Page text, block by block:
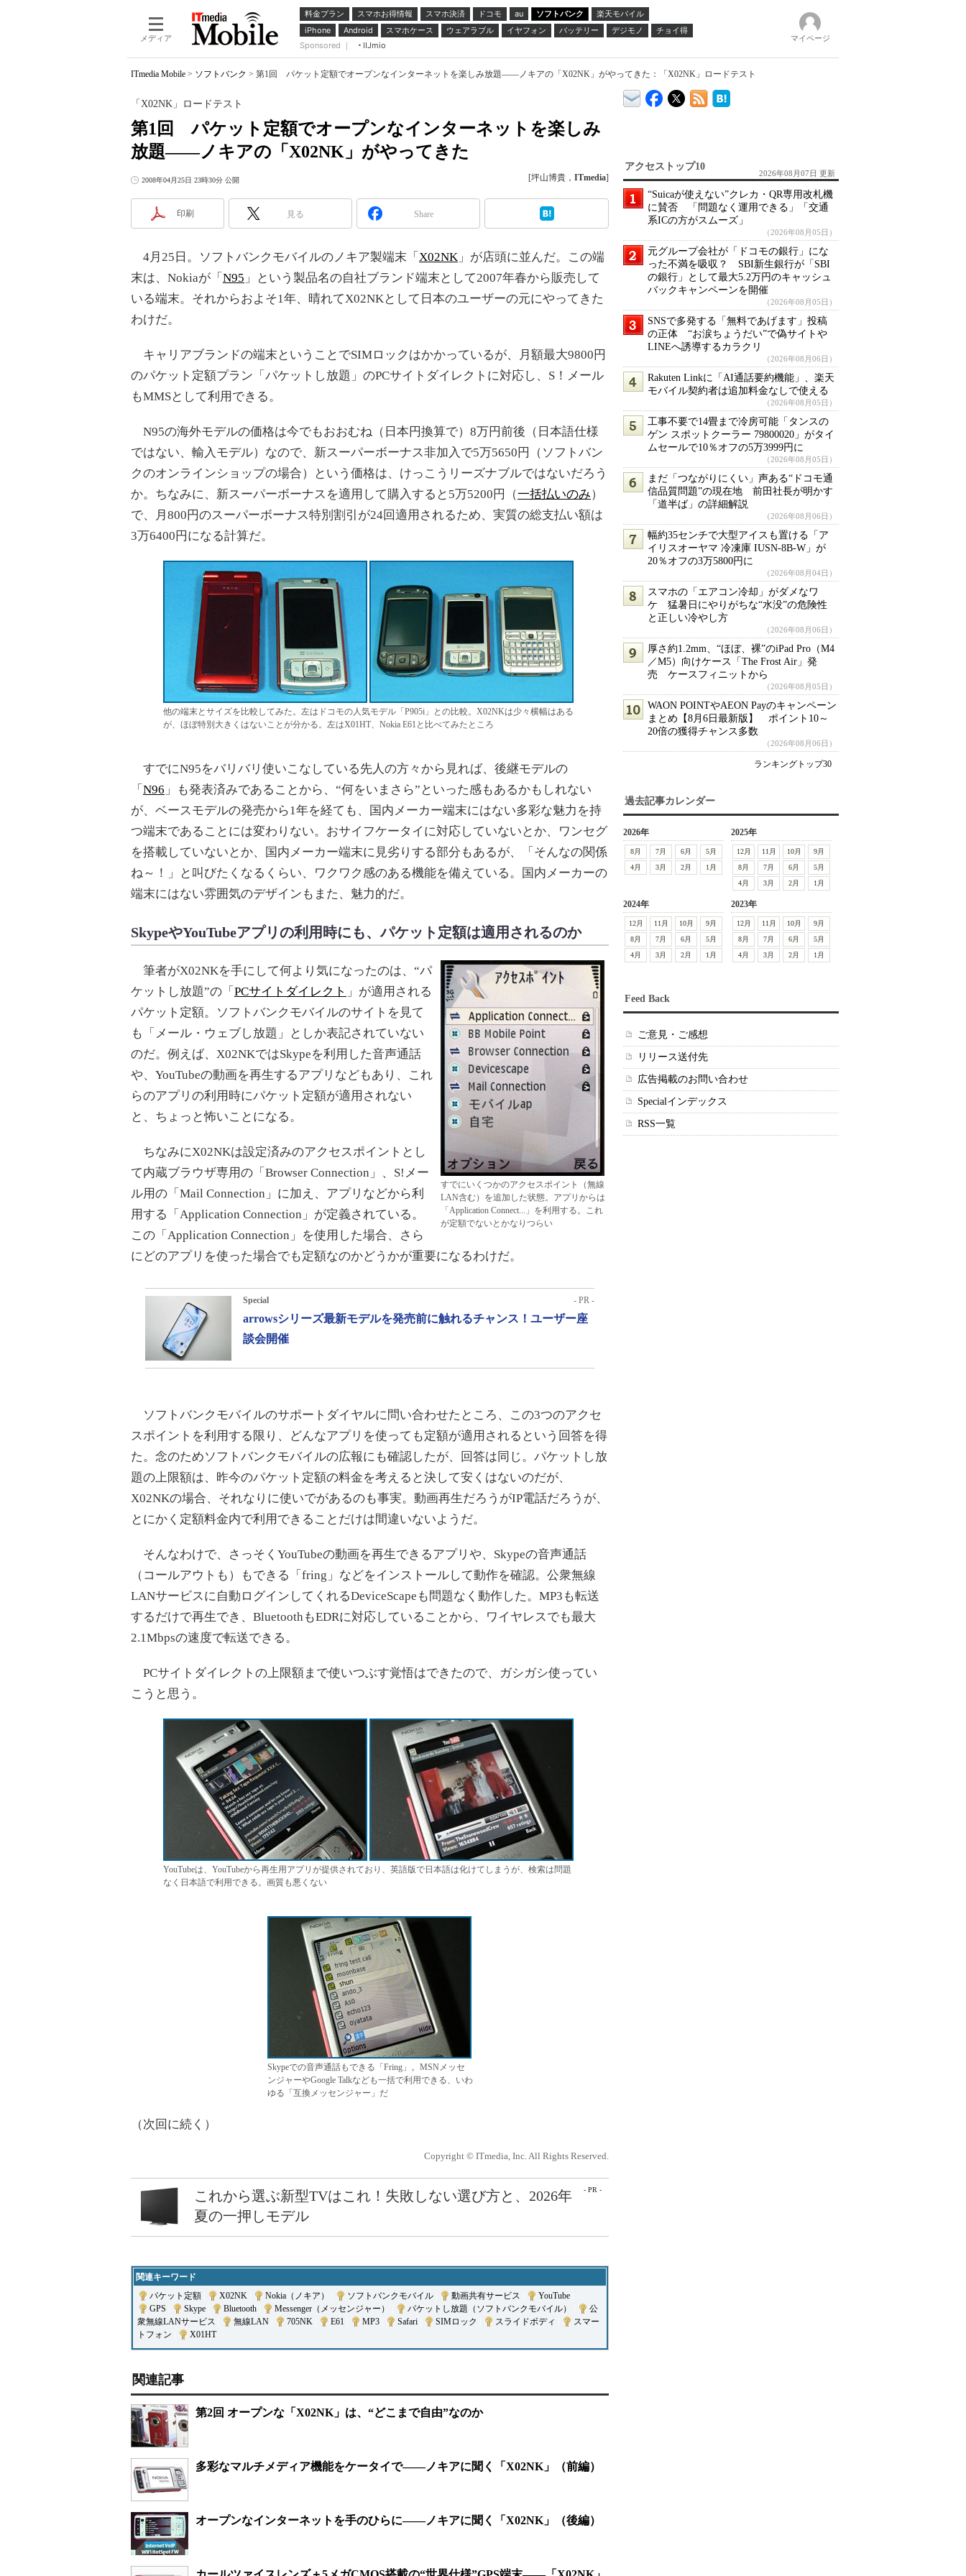
メディア
料金プラン スマホお得情報 スマホ決済 ドコモ au ソフトバンク
楽天モバイル
iPhone
Android スマホケース ウェアラブル イヤフォン バッテリー デジモノ
チョイ得
Sponsored ｜
IIJmio
マイページ
ITmedia Mobile > ソフトバンク > 第1回 パケット定額でオープンなインターネットを楽しみ放題――ノキアの「X02NK」がやってきた：「X02NK」ロードテスト
第1回 パケット定額でオープンなインターネットを楽しみ
放題――ノキアの「X02NK」がやってきた
「X02NK」ロードテスト
2008年04月25日 23時30分 公開 [坪山博貴， ITmedia]
印刷 見る Share
4月25日。ソフトバンクモバイルのノキア製端末「 X02NK 」が店頭に並んだ。この端
末は、Nokiaが「 N95 」という製品名の自社ブランド端末として2007年春から販売して
いる端末。それからおよそ1年、晴れてX02NKとして日本のユーザーの元にやってきた
わけだ。
キャリアブランドの端末ということでSIMロックはかかっているが、月額最大9800円
のパケット定額プラン「パケットし放題」のPCサイトダイレクトに対応し、S！メール
もMMSとして利用できる。
N95の海外モデルの価格は今でもおおむね（日本円換算で）8万円前後（日本語仕様
ではない、輸入モデル）なので、新スーパーボーナス非加入で5万5650円（ソフトバン
クのオンラインショップの場合）という価格は、けっこうリーズナブルではないだろう
か。ちなみに、新スーパーボーナスを適用して購入すると5万5200円（一括払いのみ）
で、月800円のスーパーボーナス特別割引が24回適用されるため、実質の総支払い額は
3万6400円になる計算だ。
他の端末とサイズを比較してみた。左はドコモの人気モデル「P905i」との比較。X02NKは少々横幅はある
が、ほぼ特別大きくはないことが分かる。左はX01HT、Nokia E61と比べてみたところ
すでにN95をバリバリ使いこなしている先人の方々から見れば、後継モデルの
「 N96 」も発表済みであることから、“何をいまさら”といった感もあるかもしれない
が、ベースモデルの発売から1年を経ても、国内メーカー端末にはない多彩な魅力を持
つ端末であることには変わりない。おサイフケータイに対応していないとか、ワンセグ
を搭載していないとか、国内メーカー端末に見劣りする部分もあるが、「そんなの関係
ね～！」と叫びたくなるくらい、ワクワク感のある機能を備えている。国内メーカーの
端末にはない雰囲気のデザインもまた、魅力的だ。
SkypeやYouTubeアプリの利用時にも、パケット定額は適用されるのか
すでにいくつかのアクセスポイント（無線
LAN含む）を追加した状態。アプリからは
「Application Connect...」を利用する。これ
が定額でないとかなりつらい
筆者がX02NKを手にして何より気になったのは、“パ
ケットし放題”の「 PCサイトダイレクト 」が適用される
パケット定額。ソフトバンクモバイルのサイトを見て
も「メール・ウェブし放題」としか表記されていない
のだ。例えば、X02NKではSkypeを利用した音声通話
や、YouTubeの動画を再生するアプリなどもあり、これ
らのアプリの利用時にパケット定額が適用されない
と、ちょっと怖いことになる。
ちなみにX02NKは設定済みのアクセスポイントとし
て内蔵ブラウザ専用の「Browser Connection」、S!メー
ル用の「Mail Connection」に加え、アプリなどから利
用する「Application Connection」が定義されている。
この「Application Connection」を使用した場合、さら
にどのアプリを使った場合でも定額なのかどうかが重要になるわけだ。
Special - PR -
arrowsシリーズ最新モデルを発売前に触れるチャンス！ユーザー座
談会開催
ソフトバンクモバイルのサポートダイヤルに問い合わせたところ、この3つのアクセ
スポイントを利用する限り、どんなアプリを使っても定額が適用されるという回答を得
た。念のためソフトバンクモバイルの広報にも確認したが、回答は同じ。パケットし放
題の上限額は、昨今のパケット定額の料金を考えると決して安くはないのだが、
X02NKの場合、それなりに使いでがあるのも事実。動画再生だろうがIP電話だろうが、
とにかく定額料金内で利用できることだけは間違いないようだ。
そんなわけで、さっそくYouTubeの動画を再生できるアプリや、Skypeの音声通話
（コールアウトも）もできる「fring」などをインストールして動作を確認。公衆無線
LANサービスに自動ログインしてくれるDeviceScapeも問題なく動作した。MP3も転送
するだけで再生でき、BluetoothもEDRに対応していることから、ワイヤレスでも最大
2.1Mbpsの速度で転送できる。
PCサイトダイレクトの上限額まで使いつぶす覚悟はできたので、ガシガシ使ってい
こうと思う。
YouTubeは、YouTubeから再生用アプリが提供されており、英語版で日本語は化けてしまうが、検索は問題
なく日本語で利用できる。画質も悪くない
Skypeでの音声通話もできる「Fring」。MSNメッセ
ンジャーやGoogle Talkなども一括で利用できる、いわ
ゆる「互換メッセンジャー」だ
（次回に続く）
Copyright © ITmedia, Inc. All Rights Reserved.
- PR -
これから選ぶ新型TVはこれ！失敗しない選び方と、2026年
夏の一押しモデル
関連キーワード
パケット定額
X02NK Nokia（ノキア） ソフトバンクモバイル 動画共有サービス YouTube
GPS
Skype Bluetooth Messenger（メッセンジャー） パケットし放題（ソフトバンクモバイル）
公
衆無線LANサービス
無線LAN 705NK E61 MP3 Safari SIMロック スライドボディ
スマー
トフォン
X01HT
関連記事
第2回 オープンな「X02NK」は、“どこまで自由”なのか
多彩なマルチメディア機能をケータイで――ノキアに聞く「X02NK」（前編）
オープンなインターネットを手のひらに――ノキアに聞く「X02NK」（後編）
アクセストップ10
2026年08月07日 更新
“Suicaが使えない”クレカ・QR専用改札機
に賛否 「問題なく運用できる」「交通
系ICの方がスムーズ」
（2026年08月05日）
元グループ会社が「ドコモの銀行」にな
った不満を吸収？ SBI新生銀行が「SBI
の銀行」として最大5.2万円のキャッシュ
バックキャンペーンを開催
（2026年08月05日）
SNSで多発する「無料であげます」投稿
の正体 “お涙ちょうだい”で偽サイトや
LINEへ誘導するカラクリ
（2026年08月06日）
Rakuten Linkに「AI通話要約機能」、楽天
モバイル契約者は追加料金なしで使える
（2026年08月05日）
工事不要で14畳まで冷房可能「タンスの
ゲン スポットクーラー 79800020」がタイ
ムセールで10％オフの5万3999円に
（2026年08月05日）
まだ「つながりにくい」声ある“ドコモ通
信品質問題”の現在地 前田社長が明かす
「道半ば」の詳細解説
（2026年08月06日）
幅約35センチで大型アイスも置ける「ア
イリスオーヤマ 冷凍庫 IUSN-8B-W」が
20％オフの3万5800円に
（2026年08月04日）
スマホの「エアコン冷却」がダメなワ
ケ 猛暑日にやりがちな“水没”の危険性
と正しい冷やし方
（2026年08月06日）
厚さ約1.2mm、“ほぼ、裸”のiPad Pro（M4
／M5）向けケース「The Frost Air」発
売 ケースフィニットから
（2026年08月05日）
WAON POINTやAEON Payのキャンペーン
まとめ【8月6日最新版】 ポイント10～
20倍の獲得チャンス多数
（2026年08月06日）
ランキングトップ30
過去記事カレンダー
2026年
8月 7月 6月
5月
4月
3月 2月 1月
2025年
12月 11月 10月
9月
8月
7月 6月
5月
4月
3月 2月 1月
2024年
12月 11月 10月
9月
8月
7月 6月
5月
4月
3月 2月 1月
2023年
12月 11月 10月
9月
8月
7月 6月
5月
4月
3月 2月 1月
Feed Back
ご意見・ご感想
リリース送付先
広告掲載のお問い合わせ
Specialインデックス
RSS一覧